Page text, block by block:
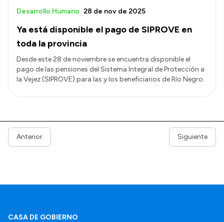
Ya está disponible el pago de SIPROVE en
toda la provincia
Desarrollo Humano 28 de nov de 2025
Desde este 28 de noviembre se encuentra disponible el
pago de las pensiones del Sistema Integral de Protección a
la Vejez (SIPROVE) para las y los beneficiarios de Río Negro.
Anterior Siguiente
CASA DE GOBIERNO